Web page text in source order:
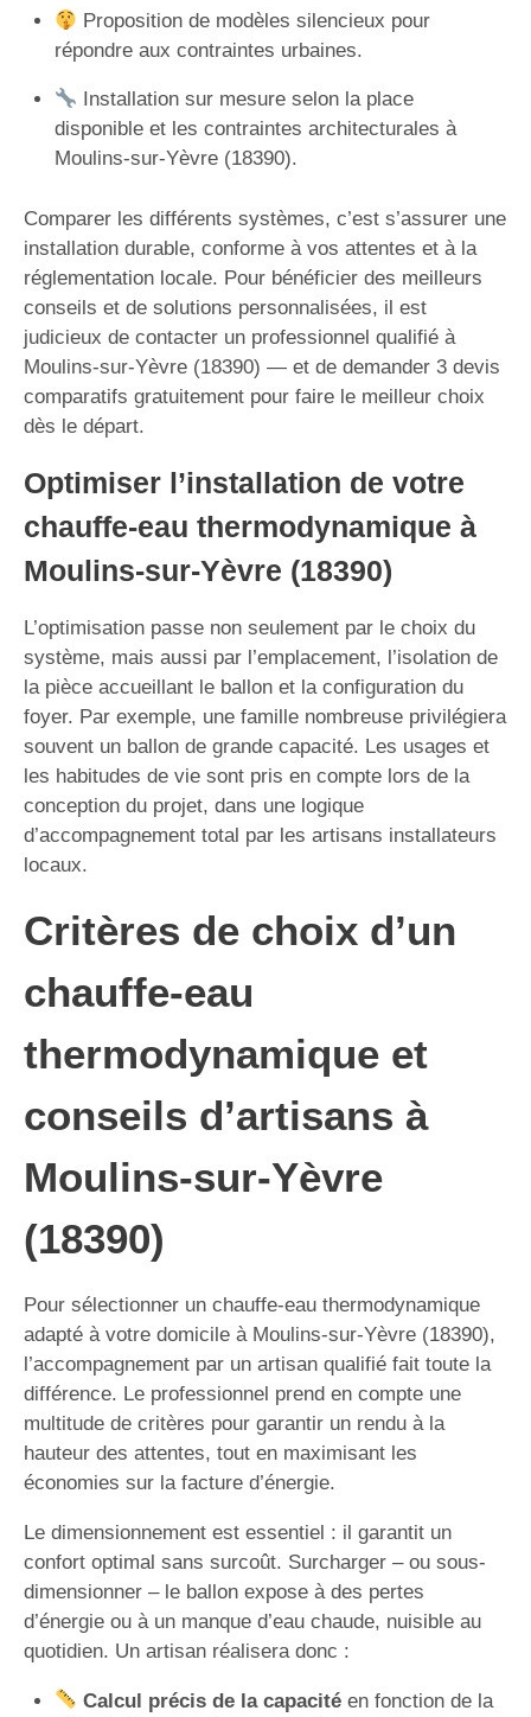
Proposition de modèles silencieux pour
répondre aux contraintes urbaines.
Installation sur mesure selon la place
disponible et les contraintes architecturales à
Moulins-sur-Yèvre (18390).
Comparer les différents systèmes, c’est s’assurer une
installation durable, conforme à vos attentes et à la
réglementation locale. Pour bénéficier des meilleurs
conseils et de solutions personnalisées, il est
judicieux de contacter un professionnel qualifié à
Moulins-sur-Yèvre (18390) — et de demander 3 devis
comparatifs gratuitement pour faire le meilleur choix
dès le départ.
Optimiser l’installation de votre
chauffe-eau thermodynamique à
Moulins-sur-Yèvre (18390)
L’optimisation passe non seulement par le choix du
système, mais aussi par l’emplacement, l’isolation de
la pièce accueillant le ballon et la configuration du
foyer. Par exemple, une famille nombreuse privilégiera
souvent un ballon de grande capacité. Les usages et
les habitudes de vie sont pris en compte lors de la
conception du projet, dans une logique
d’accompagnement total par les artisans installateurs
locaux.
Critères de choix d’un
chauffe-eau
thermodynamique et
conseils d’artisans à
Moulins-sur-Yèvre
(18390)
Pour sélectionner un chauffe-eau thermodynamique
adapté à votre domicile à Moulins-sur-Yèvre (18390),
l’accompagnement par un artisan qualifié fait toute la
différence. Le professionnel prend en compte une
multitude de critères pour garantir un rendu à la
hauteur des attentes, tout en maximisant les
économies sur la facture d’énergie.
Le dimensionnement est essentiel : il garantit un
confort optimal sans surcoût. Surcharger – ou sous-
dimensionner – le ballon expose à des pertes
d’énergie ou à un manque d’eau chaude, nuisible au
quotidien. Un artisan réalisera donc :
Calcul précis de la capacitéen fonction de la